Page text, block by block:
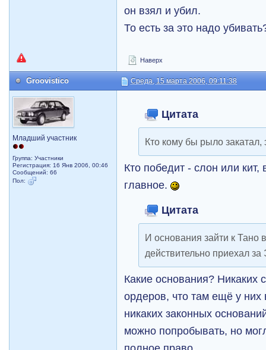
он взял и убил.
То есть за это надо
Наверх
Groovistico Среда, 15 марта 2006, 09:11:38
Младший участник
Группа: Участники
Регистрация: 16 Янв 2006, 00:46
Сообщений: 66
Пол:
Цитата
Кто кому бы рыло
Кто победит - слон или
главное.
Цитата
И основания зайти к Тано
действительно приехал за
Какие основания? Никаких
ордеров, что там ещё у них
никаких законных
можно попробывать, но